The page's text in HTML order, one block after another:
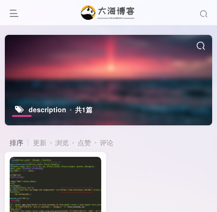
description 共1篇
排序 更新 浏览 点赞 评论